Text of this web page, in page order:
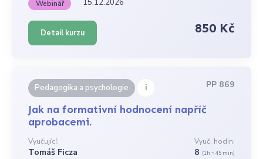
Webinář 15.12.2026
Detail kurzu 850 Kč
Pedagogika a psychologie i PP 869
Jak na formativní hodnocení napříč
aprobacemi.
Vyučující:
Tomáš Ficza
Vyuč. hodin:
8 (1h = 45 min)